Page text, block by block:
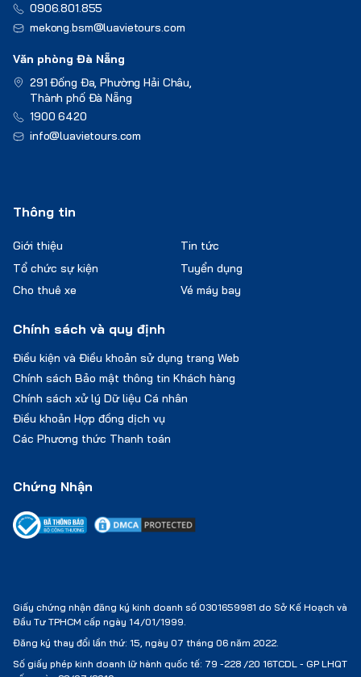
Chứng Nhận
Giấy chứng nhận đăng ký kinh doanh số 0301659981 do Sở Kế Hoạch và
Đầu Tư TPHCM cấp ngày 14/01/1999.
Đăng ký thay đổi lần thứ: 15, ngày 07 tháng 06 năm 2022.
Số giấy phép kinh doanh lữ hành quốc tế: 79 -228 /20 16TCDL - GP LHQT
0906.801.855
mekong.bsm@luavietours.com
Văn phòng Đà Nẵng
291 Đống Đa, Phường Hải Châu,
Thành phố Đà Nẵng
1900 6420
info@luavietours.com
Thông tin
Giới thiệu
Tổ chức sự kiện
Cho thuê xe
Vé máy bay
Tin tức
Tuyển dụng
Chính sách và quy định
Điều kiện và Điều khoản sử dụng trang Web
Chính sách Bảo mật thông tin Khách hàng
Chính sách xử lý Dữ liệu Cá nhân
Điều khoản Hợp đồng dịch vụ
Các Phương thức Thanh toán